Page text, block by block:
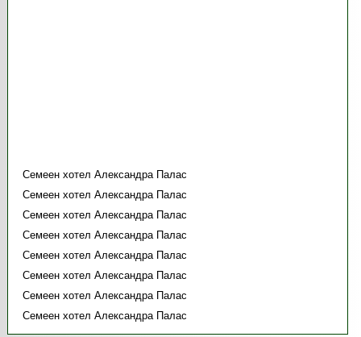
Семеен хотел Александра Палас
Семеен хотел Александра Палас
Семеен хотел Александра Палас
Семеен хотел Александра Палас
Семеен хотел Александра Палас
Семеен хотел Александра Палас
Семеен хотел Александра Палас
Семеен хотел Александра Палас